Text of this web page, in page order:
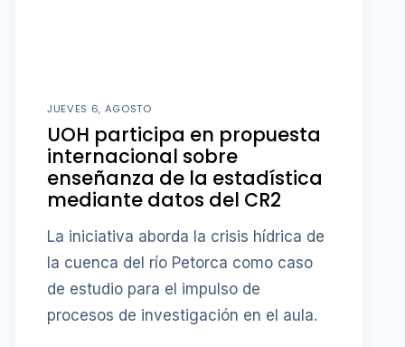
JUEVES 6, AGOSTO
UOH participa en propuesta
internacional sobre
enseñanza de la estadística
mediante datos del CR2
La iniciativa aborda la crisis hídrica de
la cuenca del río Petorca como caso
de estudio para el impulso de
procesos de investigación en el aula.